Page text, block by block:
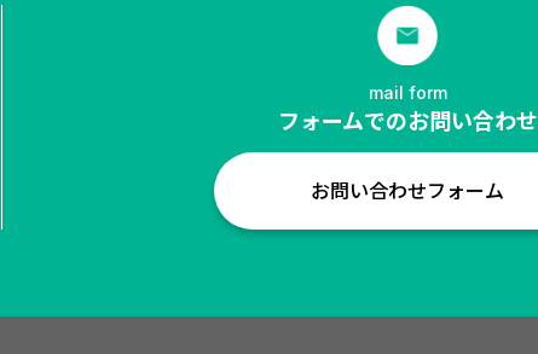
mail form
フォームでのお問い合わせ
お問い合わせフォーム